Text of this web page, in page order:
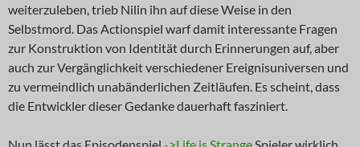
weiterzuleben, trieb Nilin ihn auf diese Weise in den
Selbstmord. Das Actionspiel warf damit interessante Fragen
zur Konstruktion von Identität durch Erinnerungen auf, aber
auch zur Vergänglichkeit verschiedener Ereignisuniversen und
zu vermeindlich unabänderlichen Zeitläufen. Es scheint, dass
die Entwickler dieser Gedanke dauerhaft fasziniert.